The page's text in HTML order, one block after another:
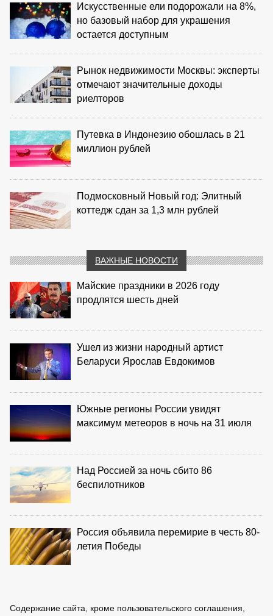
Искусственные ели подорожали на 8%,
но базовый набор для украшения
остается доступным
Рынок недвижимости Москвы: эксперты
отмечают значительные доходы
риелторов
Путевка в Индонезию обошлась в 21
миллион рублей
Подмосковный Новый год: Элитный
коттедж сдан за 1,3 млн рублей
ВАЖНЫЕ НОВОСТИ
Майские праздники в 2026 году
продлятся шесть дней
Ушел из жизни народный артист
Беларуси Ярослав Евдокимов
Южные регионы России увидят
максимум метеоров в ночь на 31 июля
Над Россией за ночь сбито 86
беспилотников
Россия объявила перемирие в честь 80-
летия Победы
Содержание сайта, кроме пользовательского соглашения,